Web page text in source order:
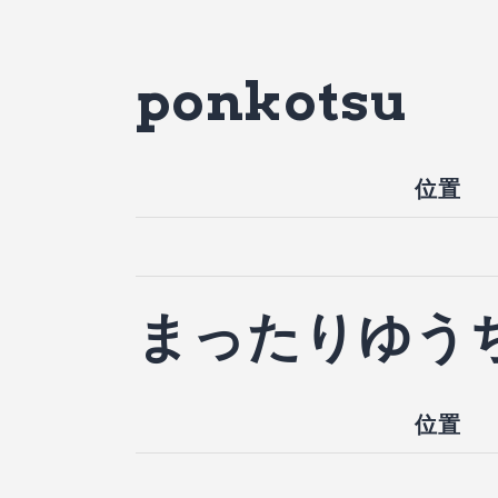
ponkotsu
位置
まったりゆう
位置